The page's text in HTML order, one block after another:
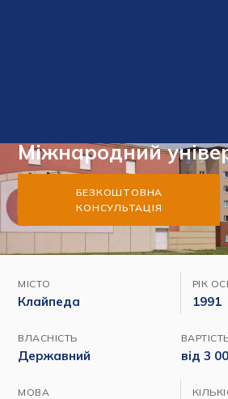
Міжнародний
БЕЗКОШТОВНА
КОНСУЛЬТАЦІЯ
МІСТО
Клайпеда
РІК
1991
ВЛАСНІСТЬ
Державний від 3
МОВА